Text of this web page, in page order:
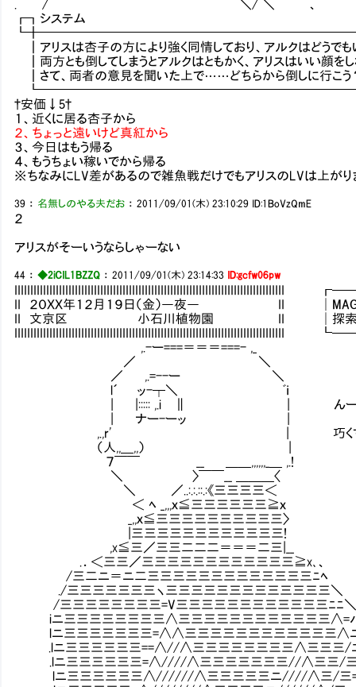
. / ＼/ ＼ 、
┏┓システ
┃アリスは杏子の方により強く同情しており、アルクはどうでも
┃両方とも倒してしまうとアルクはともかく、アリスはいい顔をし
┃さて、両者の意見を聞いた上で……どちらから倒しに行こう
†安価↓5†
１、近くに居る杏子から
２、ちょっと遠いけど真紅から
３、今日はもう帰る
４、もうちょい稼いでから帰る
※ちなみにLV差があるので雑魚戦だけでもアリスのLVは上がり
39 ： 名無しのやる夫だお ：2011/09/01(木) 23:10:29 ID:1BoVzQmE
２
アリスがそーいうならしゃーない
44 ：◆2iCIL1BZZQ ：2011/09/01(木) 23:14:33 ID:gcfw06pw
II ２０ＸＸ年１２月１９日（金）―夜― II │MAG
II 文京区 小石川植物園 II │探索：6
,.-ー===＝＝＝===- ,_
／ ＼
／ ,.=--ー ＼
l´ ッ-┬＼ ﾞｉ
| |::::: ,.i ∥ | んー…とりあえず、真
| ナー-ーッ |
,.,r' | 巧くすれば説得できる
（人,,＿,,） |
７￣￣ __ ＿＿,,,,,,_＿ ,.!
＼ 〉￣￣__ ＿＿＿〈
＼ ／..:.:.::.:《三三三三＜
＜ ﾍ _,,,ｘ≦三三三三三三≧ｘ
_,,ｘ≦三三三三三三三三三三〉
|三三三三三三三三三三三三!
,x≦三／三三二二二＝＝＝二三|__
.．＜三三／三三三三三三三三三三三三≧x､、
/三二ニ＝ニ二三三三三三三三三三三三三三ﾆﾍ
./三三三三三三三ヽ三三三三三三三三三三三三三＼
/三三三三三三三三=V三三三三三三三三三三三三ﾆﾆ
iニ三三三三三三三三∧三三三三三三三三三三三三∧=
lニ三三三三三三三=∧∧三三三三三三三三三三三三∧
.lニ三三三三三三==∧//∧三三三三三三三三∧三三三/ﾆ
.lニ三三三三三三=∧////∧三三三三三三三//∧三三/
lニ三三三三三三∧//////∧三三三三三ニ////∧三/三